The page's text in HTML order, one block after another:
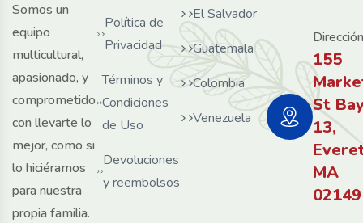
Somos un
equipo
multicultural,
apasionado, y
comprometido
con llevarte lo
mejor, como si
lo hiciéramos
para nuestra
propia familia.
Política de
Privacidad
Términos y
Condiciones
de Uso
Devoluciones
y reembolsos
El Salvador
Guatemala
Colombia
Venezuela
155
St
13,
MA
02149